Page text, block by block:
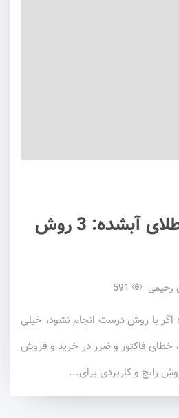
محاسبه قیمت طلای آبشده: 3 روش
رحیمی
با روش درست انجام نشود، خیلی
فاکتور و ضرر در خرید و فروش